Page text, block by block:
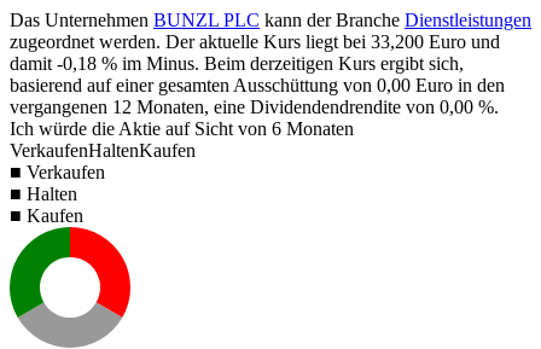
Das Unternehmen BUNZL PLC kann der Branche Dienstleistungen
zugeordnet werden. Der aktuelle Kurs liegt bei 33,200 Euro und
damit -0,18 % im Minus. Beim derzeitigen Kurs ergibt sich,
basierend auf einer gesamten Ausschüttung von 0,00 Euro in den
vergangenen 12 Monaten, eine Dividendendrendite von 0,00 %.
Ich würde die Aktie auf Sicht von 6 Monaten
VerkaufenHaltenKaufen
■ Verkaufen
■ Halten
■ Kaufen